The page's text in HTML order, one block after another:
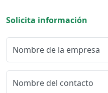
Solicita información
Nombre de la empresa
Nombre del contacto